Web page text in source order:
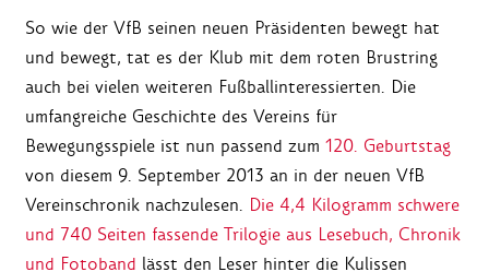
So wie der VfB seinen neuen Präsidenten bewegt hat
und bewegt, tat es der Klub mit dem roten Brustring
auch bei vielen weiteren Fußballinteressierten. Die
umfangreiche Geschichte des Vereins für
Bewegungsspiele ist nun passend zum 120. Geburtstag
von diesem 9. September 2013 an in der neuen VfB
Vereinschronik nachzulesen. Die 4,4 Kilogramm schwere
und 740 Seiten fassende Trilogie aus Lesebuch, Chronik
und Fotoband lässt den Leser hinter die Kulissen